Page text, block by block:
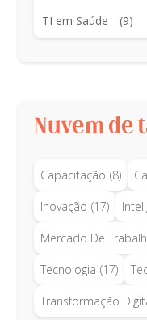
TI em Saúde (9)
Nuvem de
Capacitação (8)
Inovação (17)
Mercado De
Tecnologia (17)
Transformação